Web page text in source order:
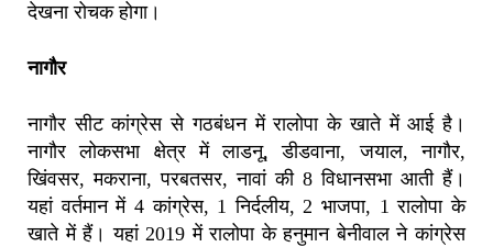
देखना रोचक होगा।
नागौर
नागौर सीट कांग्रेस से गठबंधन में रालोपा के खाते में आई है।
नागौर लोकसभा क्षेत्र में लाडनू, डीडवाना, जयाल, नागौर,
खिंवसर, मकराना, परबतसर, नावां की 8 विधानसभा आती हैं।
यहां वर्तमान में 4 कांग्रेस, 1 निर्दलीय, 2 भाजपा, 1 रालोपा के
खाते में हैं। यहां 2019 में रालोपा के हनुमान बेनीवाल ने कांग्रेस